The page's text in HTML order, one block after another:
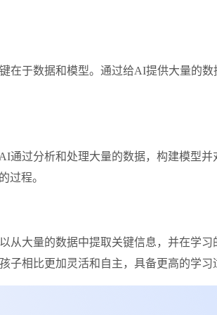
于数据和模型。通过给AI提供大量的
过分析和处理大量的数据，构建模型
过程。
大量的数据中提取关键信息，并在学
子相比更加灵活和自主，具备更高的学习